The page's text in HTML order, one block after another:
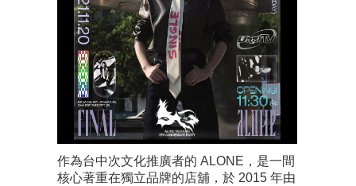
作為台中次文化推廣者的 ALONE，是一間
核心著重在獨立品牌的店舖，於 2015 年由